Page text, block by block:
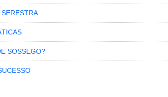
SOSSEGO?